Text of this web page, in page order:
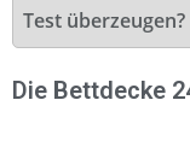
Test überzeugen?
Die Bettdecke